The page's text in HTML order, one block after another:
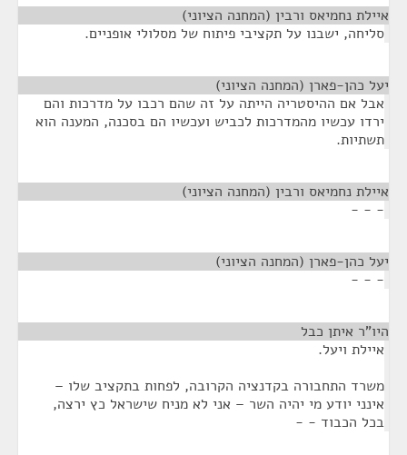
איילת נחמיאס ורבין (המחנה הציוני)
סליחה, ישבנו על תקציבי פיתוח של מסלולי אופניים.
יעל כהן-פארן (המחנה הציוני)
אבל אם ההיסטריה הייתה על זה שהם רכבו על מדרכות והם
ירדו עכשיו מהמדרכות לכביש ועכשיו הם בסכנה, המענה הוא
תשתיות.
איילת נחמיאס ורבין (המחנה הציוני)
- - -
יעל כהן-פארן (המחנה הציוני)
- - -
היו"ר איתן כבל
איילת ויעל.
משרד התחבורה בקדנציה הקרובה, לפחות בתקציב שלו –
אינני יודע מי יהיה השר – אני לא מניח שישראל כץ ירצה,
בכל הכבוד - -